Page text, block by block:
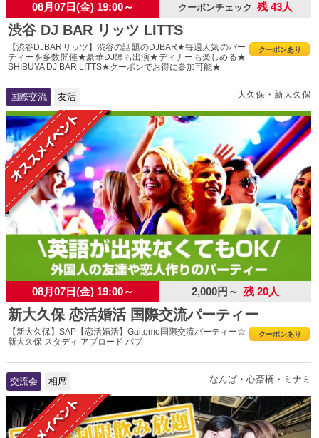
08月07日(金) 19:00～ クーポンチェック 残 43人
渋谷 DJ BAR リッツ LITTS
クーポンあり
【渋谷DJBARリッツ】渋谷の話題のDJBAR★毎週人気のパー
ティーを多数開催★豪華DJ陣も出演★ディナーも楽しめる★
SHIBUYA DJ BAR LITTS★クーポンでお得に参加可能★
国際交流 友活 大久保・新大久保
08月07日(金) 19:00～ 2,000円～ 残 20人
新大久保 恋活婚活 国際交流パーティー
クーポンあり
【新大久保】SAP【恋活婚活】Gaitomo国際交流パーティー☆
新大久保 スタディ アブロード パブ
交流会 相席 なんば・心斎橋・ミナミ